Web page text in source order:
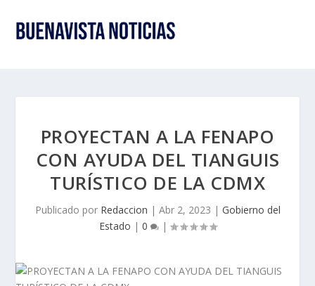
PROYECTAN A LA FENAPO
CON AYUDA DEL TIANGUIS
TURÍSTICO DE LA CDMX
Publicado por Redaccion | Abr 2, 2023 | Gobierno del
Estado | 0 |